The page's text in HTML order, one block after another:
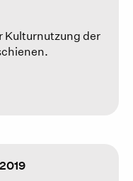
Kulturnutzung der